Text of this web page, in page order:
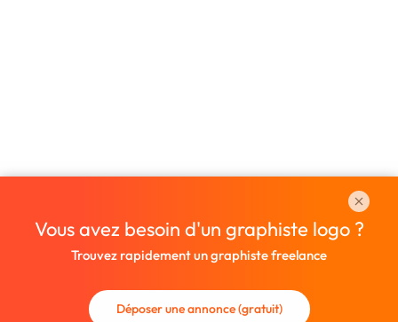
Vous avez besoin d'un graphiste logo ?
Trouvez rapidement un graphiste freelance
Déposer une annonce (gratuit)